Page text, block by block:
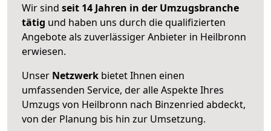
Wir sind seit 14 Jahren in der Umzugsbranche
tätig und haben uns durch die qualifizierten
Angebote als zuverlässiger Anbieter in Heilbronn
erwiesen.
Unser Netzwerk bietet Ihnen einen
umfassenden Service, der alle Aspekte Ihres
Umzugs von Heilbronn nach Binzenried abdeckt,
von der Planung bis hin zur Umsetzung.